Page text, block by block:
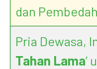
Cancer?
dan
Pria Dewasa,
Tahan Lama’